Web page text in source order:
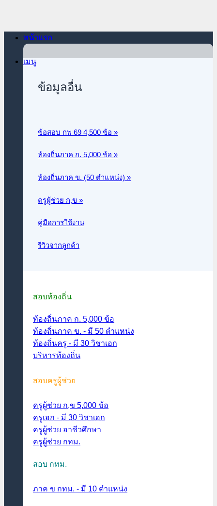
ยัง
เนื้อหา
เมนู
หน้าแรก
ข้อมูลอื่น
ข้อสอบ กพ 69 4,500 ข้อ »
ท้องถิ่นภาค ก. 5,000 ข้อ »
ท้องถิ่นภาค ข. (50 ตำแหน่ง) »
ครูผู้ช่วย ก,ข »
คู่มือการใช้งาน
รีวิวจากลูกค้า
สอบท้องถิ่น
ท้องถิ่นภาค ก. 5,000 ข้อ
ท้องถิ่นภาค ข. - มี 50 ตำแหน่ง
ท้องถิ่นครู - มี 30 วิชาเอก
บริหารท้องถิ่น
สอบครูผู้ช่วย
ครูผู้ช่วย ก,ข 5,000 ข้อ
ครูเอก - มี 30 วิชาเอก
ครูผู้ช่วย อาชีวศึกษา
ครูผู้ช่วย กทม.
สอบ กทม.
ภาค ข กทม. - มี 10 ตำแหน่ง